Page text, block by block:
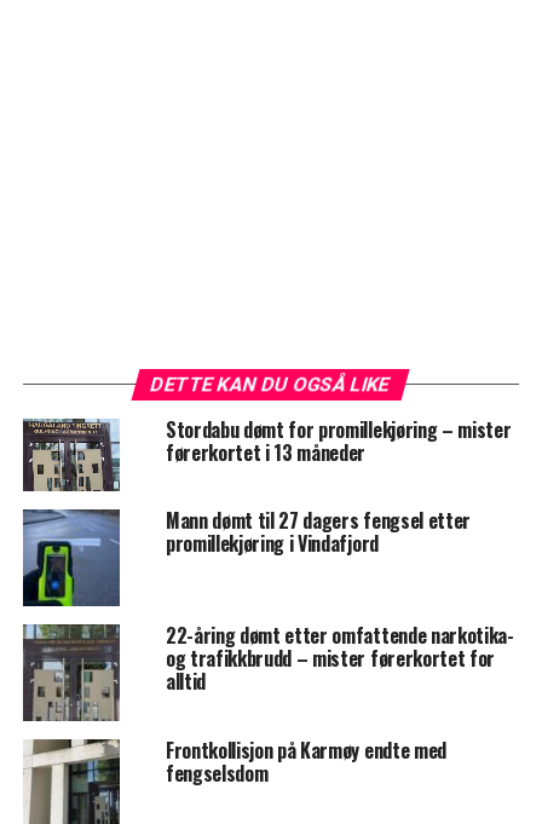
DETTE KAN DU OGSÅ LIKE
Stordabu dømt for promillekjøring – mister
førerkortet i 13 måneder
Mann dømt til 27 dagers fengsel etter
promillekjøring i Vindafjord
22-åring dømt etter omfattende narkotika-
og trafikkbrudd – mister førerkortet for
alltid
Frontkollisjon på Karmøy endte med
fengselsdom